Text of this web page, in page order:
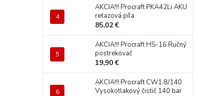
AKCIA!!! Procraft PKA42Li AKU
reťazová píla
85,02 €
AKCIA!!! Procraft HS-16 Ručný
postrekovač
19,90 €
AKCIA!!! Procraft CW1.8/140
Vysokotlakový čistič 140 bar